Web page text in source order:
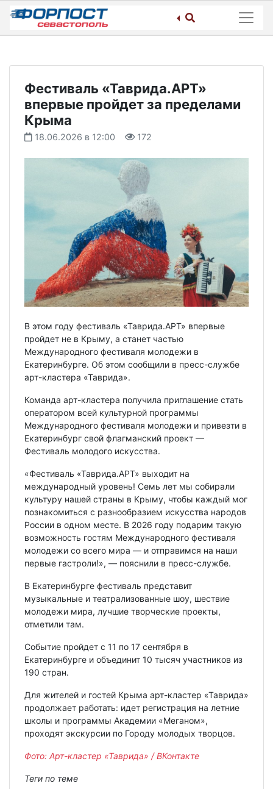
Skip
content
Фестиваль «Таврида.АРТ»
впервые пройдет за пределами
Крыма
18.06.2026 в 12:00 172
В этом году фестиваль «Таврида.АРТ» впервые
пройдет не в Крыму, а станет частью
Международного фестиваля молодежи в
Екатеринбурге. Об этом сообщили в пресс-службе
арт-кластера «Таврида».
Команда арт-кластера получила приглашение стать
оператором всей культурной программы
Международного фестиваля молодежи и привезти в
Екатеринбург свой флагманский проект —
Фестиваль молодого искусства.
«Фестиваль «Таврида.АРТ» выходит на
международный уровень! Семь лет мы собирали
культуру нашей страны в Крыму, чтобы каждый мог
познакомиться с разнообразием искусства народов
России в одном месте. В 2026 году подарим такую
возможность гостям Международного фестиваля
молодежи со всего мира — и отправимся на наши
первые гастроли!», — пояснили в пресс-службе.
В Екатеринбурге фестиваль представит
музыкальные и театрализованные шоу, шествие
молодежи мира, лучшие творческие проекты,
отметили там.
Событие пройдет с 11 по 17 сентября в
Екатеринбурге и объединит 10 тысяч участников из
190 стран.
Для жителей и гостей Крыма арт-кластер «Таврида»
продолжает работать: идет регистрация на летние
школы и программы Академии «Меганом»,
проходят экскурсии по Городу молодых творцов.
Фото: Арт-кластер «Таврида» / ВКонтакте
Теги по теме